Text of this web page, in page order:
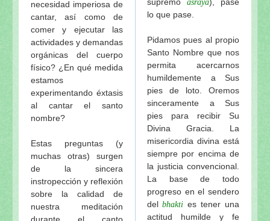
necesidad imperiosa de
cantar, así como de
comer y ejecutar las
actividades y demandas
orgánicas del cuerpo
físico? ¿En qué medida
estamos
experimentando éxtasis
al cantar el santo
nombre?
Estas preguntas (y
muchas otras) surgen
de la sincera
instropección y reflexión
sobre la calidad de
nuestra meditación
durante el canto
asraya
lo que pase.
Pidamos pues al propio
Santo Nombre que nos
permita acercarnos
humildemente a Sus
pies de loto. Oremos
sinceramente a Sus
pies para recibir Su
Divina Gracia. La
misericordia divina está
siempre por encima de
la justicia convencional.
La base de todo
progreso en el sendero
del bhakti es tener una
actitud humilde y fe